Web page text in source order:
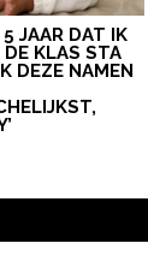
5 JAAR DAT IK
DE KLAS STA
DEZE NAMEN